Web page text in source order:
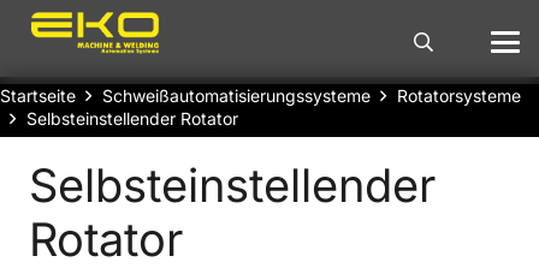
Startseite Schweißautomatisierungssysteme
Rotatorsysteme
Selbsteinstellender Rotator
Selbsteinstellender
Rotator